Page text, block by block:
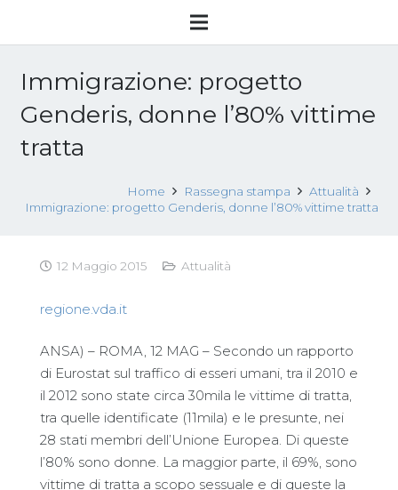
Immigrazione: progetto
Genderis, donne l’80% vittime
tratta
Home Rassegna stampa
Attualità
Immigrazione: progetto Genderis, donne l’80% vittime tratta
12 Maggio 2015 Attualità
regione.vda.it
ANSA) – ROMA, 12 MAG – Secondo un rapporto
di Eurostat sul traffico di esseri umani, tra il 2010 e
il 2012 sono state circa 30mila le vittime di tratta,
tra quelle identificate (11mila) e le presunte, nei
28 stati membri dell’Unione Europea. Di queste
l’80% sono donne. La maggior parte, il 69%, sono
vittime di tratta a scopo sessuale e di queste la